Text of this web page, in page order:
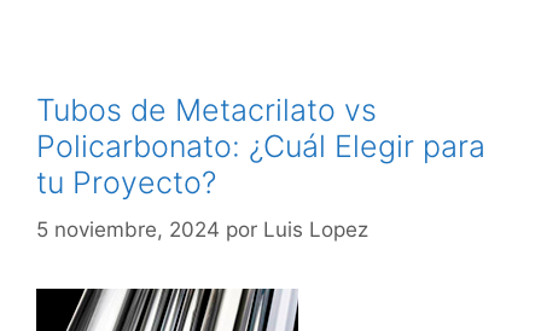
Tubos de Metacrilato vs
Policarbonato: ¿Cuál Elegir para
tu Proyecto?
5 noviembre, 2024 por Luis Lopez